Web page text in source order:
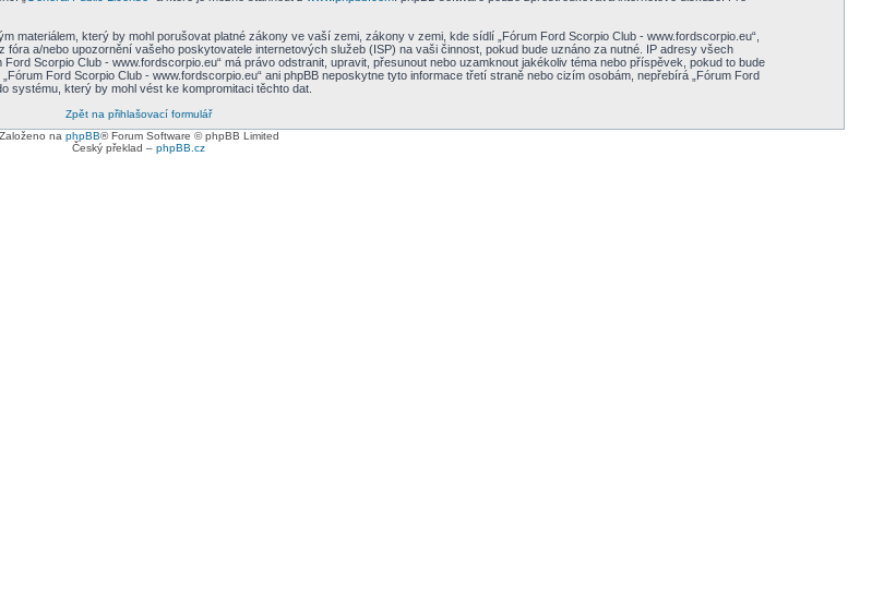
materiálem, který by mohl porušovat platné zákony ve vaší zemi, zákony v zemi, kde sídlí „Fórum Ford Scorpio Club - www.fordscorpio.eu“,
a/nebo upozornění vašeho poskytovatele internetových služeb (ISP) na vaši činnost, pokud bude uznáno za nutné. IP adresy všech
Scorpio Club - www.fordscorpio.eu“ má právo odstranit, upravit, přesunout nebo uzamknout jakékoliv téma nebo příspěvek, pokud to bude
Ford Scorpio Club - www.fordscorpio.eu“ ani phpBB neposkytne tyto informace třetí straně nebo cizím osobám, nepřebírá „Fórum Ford
systému, který by mohl vést ke kompromitaci těchto dat.
Zpět na přihlašovací formulář
Založeno na phpBB® Forum Software © phpBB Limited
Český překlad – phpBB.cz